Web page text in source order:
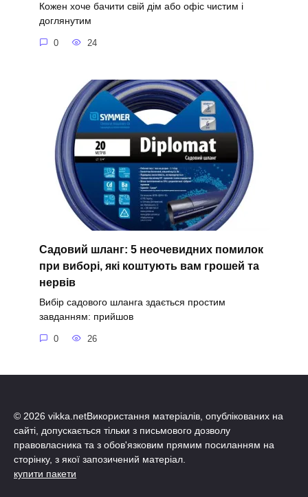
Кожен хоче бачити свій дім або офіс чистим і
доглянутим
0 24
Садовий шланг: 5 неочевидних помилок
при виборі, які коштують вам грошей та
нервів
Вибір садового шланга здається простим
завданням: прийшов
0 26
© 2026 vikka.netВикористання матеріалів, опублікованих на
сайті, допускається тільки з письмового дозволу
правовласника та з обов'язковим прямим посиланням на
сторінку, з якої запозичений матеріал.
купити пакети